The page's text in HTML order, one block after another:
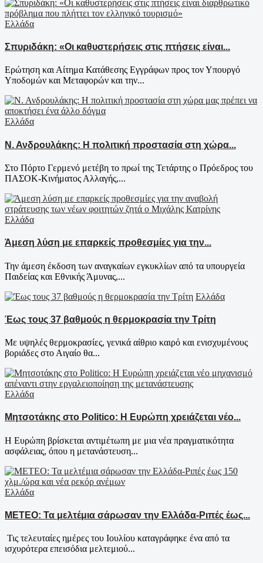
Ελλάδα
Σπυριδάκη: «Οι καθυστερήσεις στις πτήσεις είναι...
Ερώτηση και Αίτημα Κατάθεσης Εγγράφων προς τον Υπουργό
Υποδομών και Μεταφορών και την...
Ελλάδα
Ν. Ανδρουλάκης: Η πολιτική προστασία στη χώρα...
Στο Πόρτο Γερμενό μετέβη το πρωί της Τετάρτης ο Πρόεδρος του
ΠΑΣΟΚ-Κινήματος Αλλαγής,...
Ελλάδα
Άμεση λύση με επαρκείς προθεσμίες για την...
Την άμεση έκδοση των αναγκαίων εγκυκλίων από τα υπουργεία
Παιδείας και Εθνικής Άμυνας,...
Ελλάδα
Έως τους 37 βαθμούς η θερμοκρασία την Τρίτη
Με υψηλές θερμοκρασίες, γενικά αίθριο καιρό και ενισχυμένους
βοριάδες στο Αιγαίο θα...
Ελλάδα
Μητσοτάκης στο Politico: Η Ευρώπη χρειάζεται νέο...
Η Ευρώπη βρίσκεται αντιμέτωπη με μια νέα πραγματικότητα
ασφάλειας, όπου η μετανάστευση...
Ελλάδα
ΜΕΤΕΟ: Τα μελτέμια σάρωσαν την Ελλάδα-Ριπές έως...
Τις τελευταίες ημέρες του Ιουλίου καταγράφηκε ένα από τα
ισχυρότερα επεισόδια μελτεμιού...